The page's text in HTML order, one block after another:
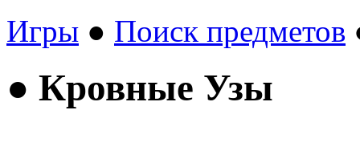
Игры ● Поиск предметов
● Кровные Узы